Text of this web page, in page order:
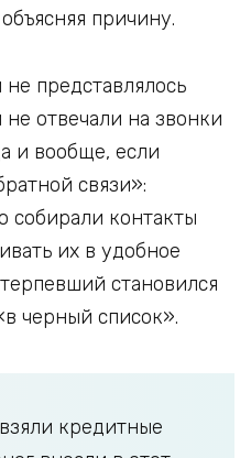
причину.
представлялось
отвечали на звонки
и вообще, если
связи»:
контакты
их в удобное
становился
черный список».
кредитные